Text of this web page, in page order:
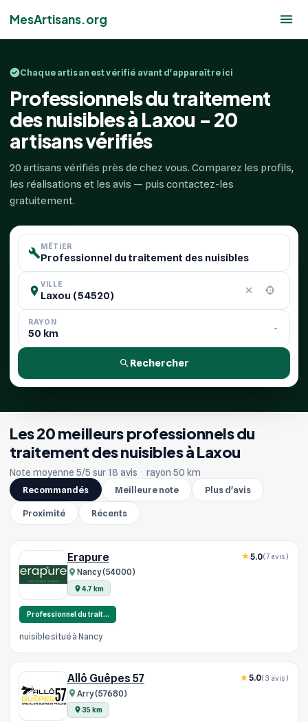
MesArtisans.org
Chaque artisan est vérifié avant d'apparaître ici
Professionnels du traitement
des nuisibles à Laxou - 20
artisans vérifiés
20 artisans vérifiés près de chez vous. Comparez les profils,
les réalisations et les avis — puis contactez-les
gratuitement.
MÉTIER
VILLE
RAYON
Rechercher
Les 20 meilleurs professionnels du
traitement des nuisibles à Laxou
Note moyenne 5/5 sur 18 avis · rayon 50 km
Recommandés
Meilleure note Plus d'avis
Proximité Récents
Erapure
Nancy (54000)
4.7 km
5.0(7 avis)
Professionnel du trait…
nuisible situé à Nancy
Allô Guêpes 57
Arry (57680)
35 km
5.0(3 avis)